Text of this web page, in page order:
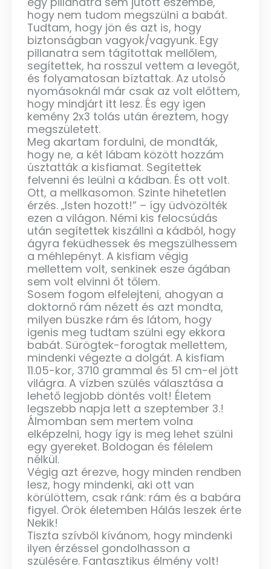
hogy nem tudom megszülni a babát.
Tudtam, hogy jön és azt is, hogy
biztonságban vagyok/vagyunk. Egy
pillanatra sem tágítottak mellőlem,
segítettek, ha rosszul vettem a levegőt,
és folyamatosan bíztattak. Az utolsó
nyomásoknál már csak az volt előttem,
hogy mindjárt itt lesz. És egy igen
kemény 2x3 tolás után éreztem, hogy
megszületett.
Meg akartam fordulni, de mondták,
hogy ne, a két lábam között hozzám
úsztatták a kisfiamat. Segítettek
felvenni és leülni a kádban. És ott volt.
Ott, a mellkasomon. Szinte hihetetlen
érzés. „Isten hozott!” – így üdvözölték
ezen a világon. Némi kis felocsúdás
után segítettek kiszállni a kádból, hogy
ágyra feküdhessek és megszülhessem
a méhlepényt. A kisfiam végig
mellettem volt, senkinek esze ágában
sem volt elvinni őt tőlem.
Sosem fogom elfelejteni, ahogyan a
doktornő rám nézett és azt mondta,
milyen büszke rám és látom, hogy
igenis meg tudtam szülni egy ekkora
babát. Sürögtek-forogtak mellettem,
mindenki végezte a dolgát. A kisfiam
11.05-kor, 3710 grammal és 51 cm-el jött
világra. A vízben szülés választása a
lehető legjobb döntés volt! Életem
legszebb napja lett a szeptember 3.!
Álmomban sem mertem volna
elképzelni, hogy így is meg lehet szülni
egy gyereket. Boldogan és félelem
nélkül.
Végig azt érezve, hogy minden rendben
lesz, hogy mindenki, aki ott van
körülöttem, csak ránk: rám és a babára
figyel. Örök életemben Hálás leszek érte
Nekik!
Tiszta szívből kívánom, hogy mindenki
ilyen érzéssel gondolhasson a
szülésére. Fantasztikus élmény volt!